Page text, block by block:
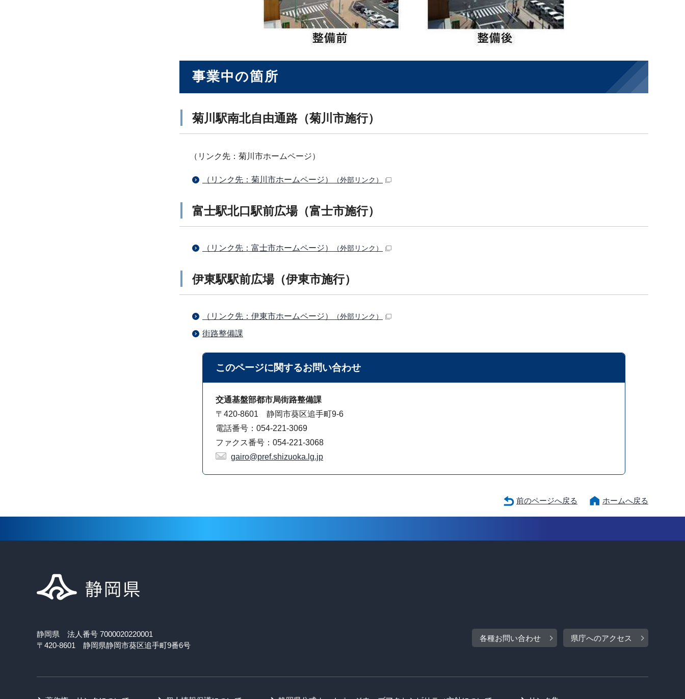
事業中の箇所
菊川駅南北自由通路（菊川市施行）
（リンク先：菊川市ホームページ）
（リンク先：菊川市ホームページ） （外部リンク）
富士駅北口駅前広場（富士市施行）
（リンク先：富士市ホームページ） （外部リンク）
伊東駅駅前広場（伊東市施行）
（リンク先：伊東市ホームページ） （外部リンク）
街路整備課
このページに関するお問い合わせ
交通基盤部都市局街路整備課
〒420-8601 静岡市葵区追手町9-6
電話番号：054-221-3069
ファクス番号：054-221-3068
gairo@pref.shizuoka.lg.jp
前のページへ戻る ホームへ戻る
静岡県 法人番号 7000020220001
〒420-8601 静岡県静岡市葵区追手町9番6号
各種お問い合わせ 県庁へのアクセス